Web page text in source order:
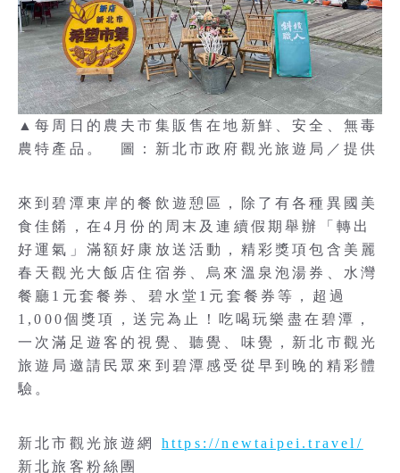
▲每周日的農夫市集販售在地新鮮、安全、無毒
農特產品。 圖：新北市政府觀光旅遊局／提供
來到碧潭東岸的餐飲遊憩區，除了有各種異國美
食佳餚，在4月份的周末及連續假期舉辦「轉出
好運氣」滿額好康放送活動，精彩獎項包含美麗
春天觀光大飯店住宿券、烏來溫泉泡湯券、水灣
餐廳1元套餐券、碧水堂1元套餐券等，超過
1,000個獎項，送完為止！吃喝玩樂盡在碧潭，
一次滿足遊客的視覺、聽覺、味覺，新北市觀光
旅遊局邀請民眾來到碧潭感受從早到晚的精彩體
驗。
新北市觀光旅遊網 https://newtaipei.travel/
新北旅客粉絲團